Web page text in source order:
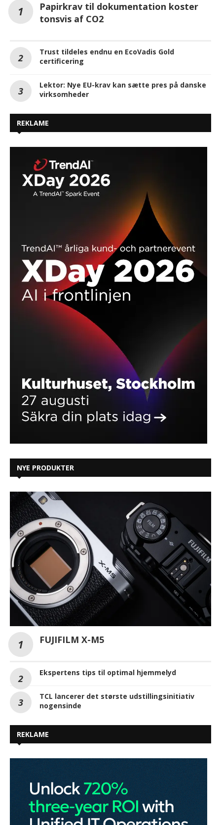
Papirkrav til dokumentation koster
tonsvis af CO2
Trust tildeles endnu en EcoVadis Gold
certificering
Lektor: Nye EU-krav kan sætte pres på danske
virksomheder
REKLAME
NYE PRODUKTER
FUJIFILM X-M5
Ekspertens tips til optimal hjemmelyd
TCL lancerer det største udstillingsinitiativ
nogensinde
REKLAME